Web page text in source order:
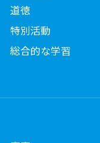
道徳
特別活動
総合的な学習